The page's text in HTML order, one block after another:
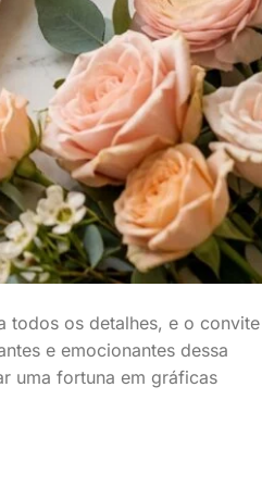
todos os detalhes, e o
e emocionantes dessa
uma fortuna em gráficas